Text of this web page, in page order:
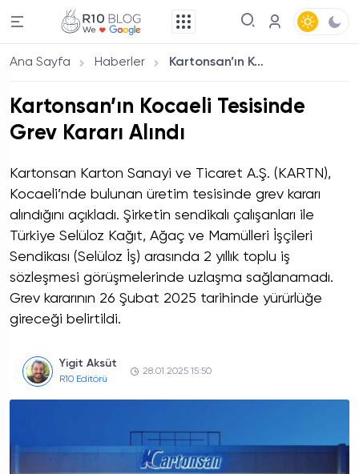
Ana Sayfa Haberler Kartonsan’ın Kocaeli Tesisinde Grev Kararı Alındı
Kartonsan’ın Kocaeli Tesisinde
Grev Kararı Alındı
Kartonsan Karton Sanayi ve Ticaret A.Ş. (KARTN),
Kocaeli’nde bulunan üretim tesisinde grev kararı
alındığını açıkladı. Şirketin sendikalı çalışanları ile
Türkiye Selüloz Kağıt, Ağaç ve Mamülleri İşçileri
Sendikası (Selüloz İş) arasında 2 yıllık toplu iş
sözleşmesi görüşmelerinde uzlaşma sağlanamadı.
Grev kararının 26 Şubat 2025 tarihinde yürürlüğe
gireceği belirtildi.
Yigit Aksüt
R10 Editörü
28.01.2025 15:50